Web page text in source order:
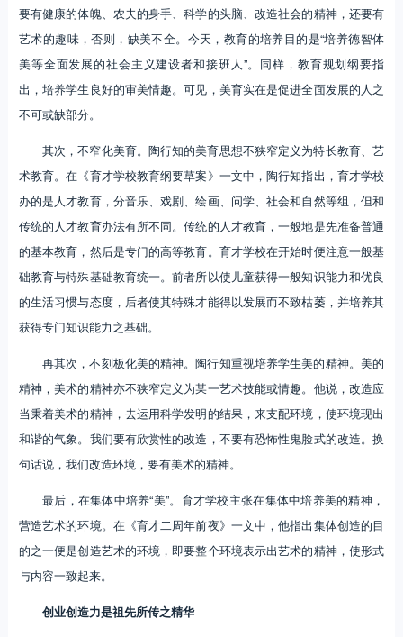
要有健康的体魄、农夫的身手、科学的头脑、改造社会的精神，还要有
艺术的趣味，否则，缺美不全。今天，教育的培养目的是“培养德智体
美等全面发展的社会主义建设者和接班人”。同样，教育规划纲要指
出，培养学生良好的审美情趣。可见，美育实在是促进全面发展的人之
不可或缺部分。
其次，不窄化美育。陶行知的美育思想不狭窄定义为特长教育、艺
术教育。在《育才学校教育纲要草案》一文中，陶行知指出，育才学校
办的是人才教育，分音乐、戏剧、绘画、问学、社会和自然等组，但和
传统的人才教育办法有所不同。传统的人才教育，一般地是先准备普通
的基本教育，然后是专门的高等教育。育才学校在开始时便注意一般基
础教育与特殊基础教育统一。前者所以使儿童获得一般知识能力和优良
的生活习惯与态度，后者使其特殊才能得以发展而不致枯萎，并培养其
获得专门知识能力之基础。
再其次，不刻板化美的精神。陶行知重视培养学生美的精神。美的
精神，美术的精神亦不狭窄定义为某一艺术技能或情趣。他说，改造应
当秉着美术的精神，去运用科学发明的结果，来支配环境，使环境现出
和谐的气象。我们要有欣赏性的改造，不要有恐怖性鬼脸式的改造。换
句话说，我们改造环境，要有美术的精神。
最后，在集体中培养“美”。育才学校主张在集体中培养美的精神，
营造艺术的环境。在《育才二周年前夜》一文中，他指出集体创造的目
的之一便是创造艺术的环境，即要整个环境表示出艺术的精神，使形式
与内容一致起来。
创业创造力是祖先所传之精华